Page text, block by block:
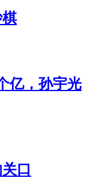
亿，孙宇光
口